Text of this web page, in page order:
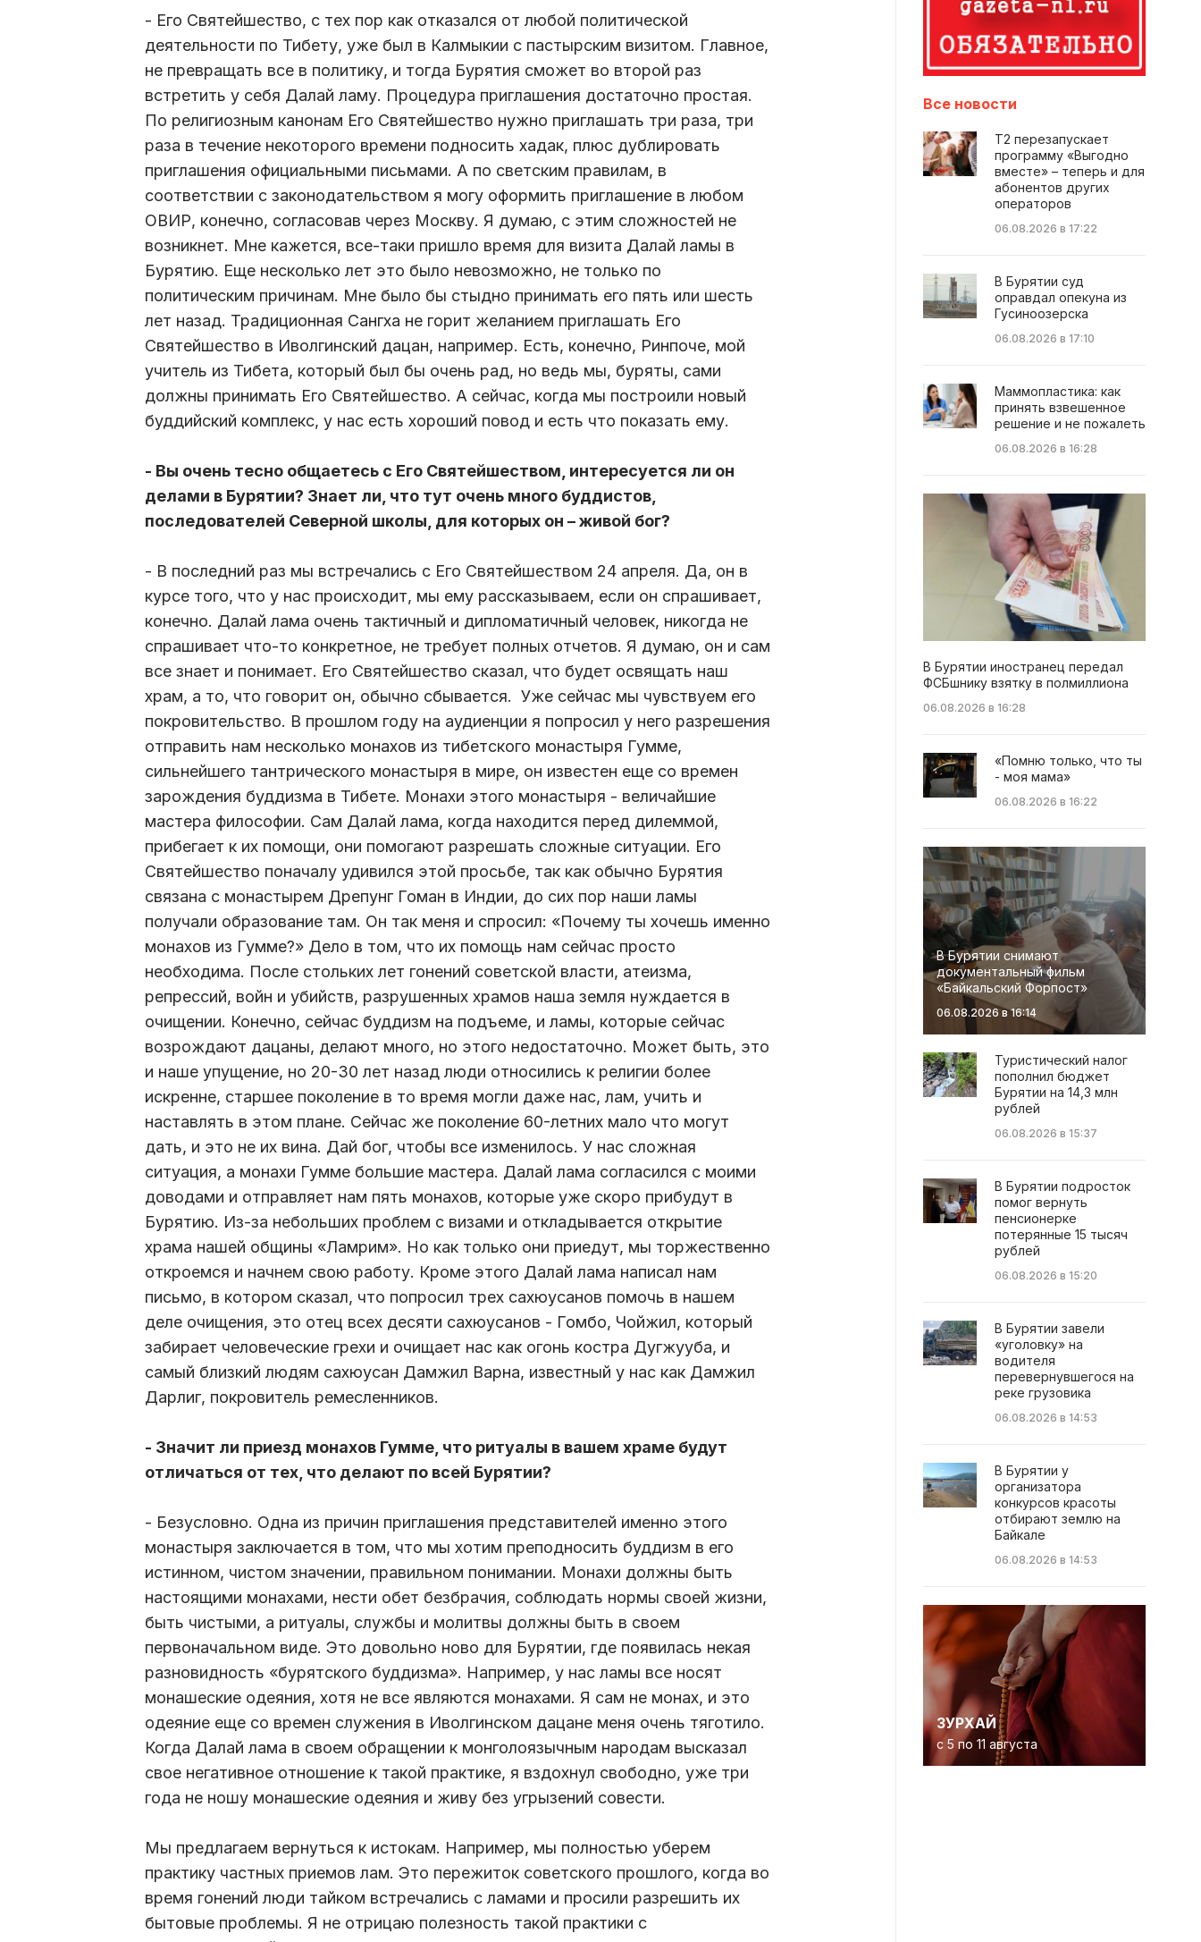
- Его Святейшество, с тех пор как отказался от любой политической
деятельности по Тибету, уже был в Калмыкии с пастырским визитом. Главное,
не превращать все в политику, и тогда Бурятия сможет во второй раз
встретить у себя Далай ламу. Процедура приглашения достаточно простая.
По религиозным канонам Его Святейшество нужно приглашать три раза, три
раза в течение некоторого времени подносить хадак, плюс дублировать
приглашения официальными письмами. А по светским правилам, в
соответствии с законодательством я могу оформить приглашение в любом
ОВИР, конечно, согласовав через Москву. Я думаю, с этим сложностей не
возникнет. Мне кажется, все-таки пришло время для визита Далай ламы в
Бурятию. Еще несколько лет это было невозможно, не только по
политическим причинам. Мне было бы стыдно принимать его пять или шесть
лет назад. Традиционная Сангха не горит желанием приглашать Его
Святейшество в Иволгинский дацан, например. Есть, конечно, Ринпоче, мой
учитель из Тибета, который был бы очень рад, но ведь мы, буряты, сами
должны принимать Его Святейшество. А сейчас, когда мы построили новый
буддийский комплекс, у нас есть хороший повод и есть что показать ему.
- Вы очень тесно общаетесь с Его Святейшеством, интересуется ли он
делами в Бурятии? Знает ли, что тут очень много буддистов,
последователей Северной школы, для которых он – живой бог?
- В последний раз мы встречались с Его Святейшеством 24 апреля. Да, он в
курсе того, что у нас происходит, мы ему рассказываем, если он спрашивает,
конечно. Далай лама очень тактичный и дипломатичный человек, никогда не
спрашивает что-то конкретное, не требует полных отчетов. Я думаю, он и сам
все знает и понимает. Его Святейшество сказал, что будет освящать наш
храм, а то, что говорит он, обычно сбывается. Уже сейчас мы чувствуем его
покровительство. В прошлом году на аудиенции я попросил у него разрешения
отправить нам несколько монахов из тибетского монастыря Гумме,
сильнейшего тантрического монастыря в мире, он известен еще со времен
зарождения буддизма в Тибете. Монахи этого монастыря - величайшие
мастера философии. Сам Далай лама, когда находится перед дилеммой,
прибегает к их помощи, они помогают разрешать сложные ситуации. Его
Святейшество поначалу удивился этой просьбе, так как обычно Бурятия
связана с монастырем Дрепунг Гоман в Индии, до сих пор наши ламы
получали образование там. Он так меня и спросил: «Почему ты хочешь именно
монахов из Гумме?» Дело в том, что их помощь нам сейчас просто
необходима. После стольких лет гонений советской власти, атеизма,
репрессий, войн и убийств, разрушенных храмов наша земля нуждается в
очищении. Конечно, сейчас буддизм на подъеме, и ламы, которые сейчас
возрождают дацаны, делают много, но этого недостаточно. Может быть, это
и наше упущение, но 20-30 лет назад люди относились к религии более
искренне, старшее поколение в то время могли даже нас, лам, учить и
наставлять в этом плане. Сейчас же поколение 60-летних мало что могут
дать, и это не их вина. Дай бог, чтобы все изменилось. У нас сложная
ситуация, а монахи Гумме большие мастера. Далай лама согласился с моими
доводами и отправляет нам пять монахов, которые уже скоро прибудут в
Бурятию. Из-за небольших проблем с визами и откладывается открытие
храма нашей общины «Ламрим». Но как только они приедут, мы торжественно
откроемся и начнем свою работу. Кроме этого Далай лама написал нам
письмо, в котором сказал, что попросил трех сахюусанов помочь в нашем
деле очищения, это отец всех десяти сахюусанов - Гомбо, Чойжил, который
забирает человеческие грехи и очищает нас как огонь костра Дугжууба, и
самый близкий людям сахюусан Дамжил Варна, известный у нас как Дамжил
Дарлиг, покровитель ремесленников.
- Значит ли приезд монахов Гумме, что ритуалы в вашем храме будут
отличаться от тех, что делают по всей Бурятии?
- Безусловно. Одна из причин приглашения представителей именно этого
монастыря заключается в том, что мы хотим преподносить буддизм в его
истинном, чистом значении, правильном понимании. Монахи должны быть
настоящими монахами, нести обет безбрачия, соблюдать нормы своей жизни,
быть чистыми, а ритуалы, службы и молитвы должны быть в своем
первоначальном виде. Это довольно ново для Бурятии, где появилась некая
разновидность «бурятского буддизма». Например, у нас ламы все носят
монашеские одеяния, хотя не все являются монахами. Я сам не монах, и это
одеяние еще со времен служения в Иволгинском дацане меня очень тяготило.
Когда Далай лама в своем обращении к монголоязычным народам высказал
свое негативное отношение к такой практике, я вздохнул свободно, уже три
года не ношу монашеские одеяния и живу без угрызений совести.
Мы предлагаем вернуться к истокам. Например, мы полностью уберем
практику частных приемов лам. Это пережиток советского прошлого, когда во
время гонений люди тайком встречались с ламами и просили разрешить их
бытовые проблемы. Я не отрицаю полезность такой практики с
Все новости
Т2 перезапускает
программу «Выгодно
вместе» – теперь и для
абонентов других
операторов
06.08.2026 в 17:22
В Бурятии суд
оправдал опекуна из
Гусиноозерска
06.08.2026 в 17:10
Маммопластика: как
принять взвешенное
решение и не пожалеть
06.08.2026 в 16:28
В Бурятии иностранец передал
ФСБшнику взятку в полмиллиона
06.08.2026 в 16:28
«Помню только, что ты
- моя мама»
06.08.2026 в 16:22
В Бурятии снимают
документальный фильм
«Байкальский Форпост»
06.08.2026 в 16:14
Туристический налог
пополнил бюджет
Бурятии на 14,3 млн
рублей
06.08.2026 в 15:37
В Бурятии подросток
помог вернуть
пенсионерке
потерянные 15 тысяч
рублей
06.08.2026 в 15:20
В Бурятии завели
«уголовку» на
водителя
перевернувшегося на
реке грузовика
06.08.2026 в 14:53
В Бурятии у
организатора
конкурсов красоты
отбирают землю на
Байкале
06.08.2026 в 14:53
ЗУРХАЙ
с 5 по 11 августа